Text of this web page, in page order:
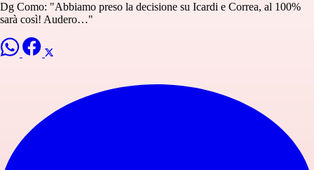
Dg Como: "Abbiamo preso la decisione su Icardi e Correa, al 100%
sarà così! Audero…"